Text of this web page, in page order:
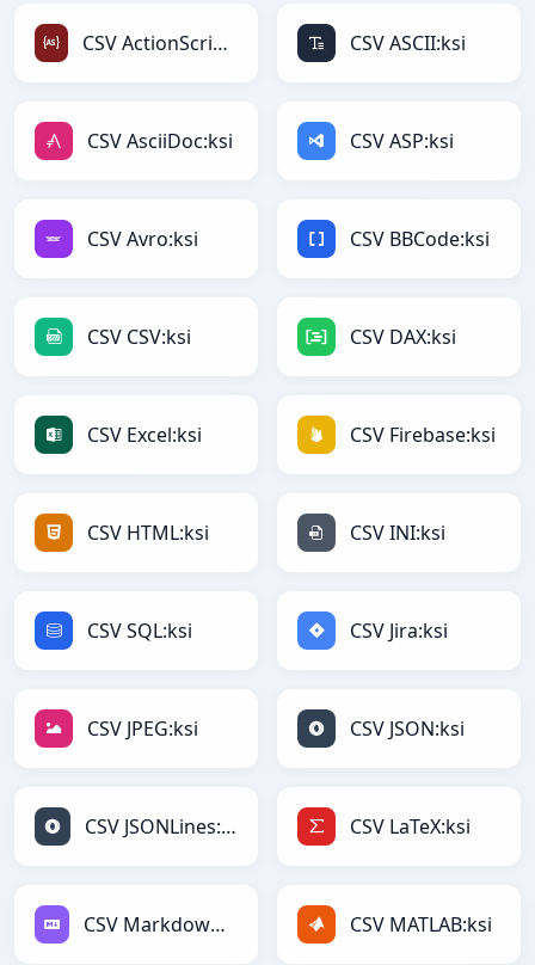
CSV ActionScript:ksi CSV ASCII:ksi
CSV AsciiDoc:ksi CSV ASP:ksi
CSV Avro:ksi CSV BBCode:ksi
CSV CSV:ksi CSV DAX:ksi
CSV Excel:ksi CSV Firebase:ksi
CSV HTML:ksi CSV INI:ksi
CSV SQL:ksi CSV Jira:ksi
CSV JPEG:ksi CSV JSON:ksi
CSV JSONLines:ksi CSV LaTeX:ksi
CSV Markdown:ksi CSV MATLAB:ksi